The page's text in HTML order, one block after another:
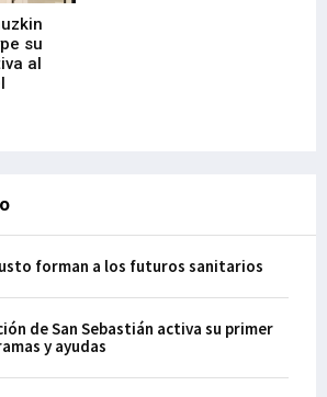
su
al
forman a los futuros sanitarios
de San Sebastián activa su primer
y ayudas